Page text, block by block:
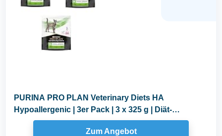
PURINA PRO PLAN Veterinary Diets HA
Hypoallergenic | 3er Pack | 3 x 325 g | Diät-
Alleinfuttermittel...
Zum Angebot